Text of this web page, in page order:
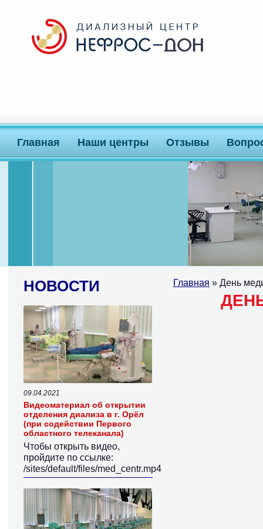
Главная Наши центры Отзывы
Главная » День
НОВОСТИ
09.04.2021
Видеоматериал об открытии
отделения диализа в г. Орёл
(при содействии Первого
областного телеканала)
Чтобы открыть видео,
пройдите по ссылке:
/sites/default/files/med_centr.mp4